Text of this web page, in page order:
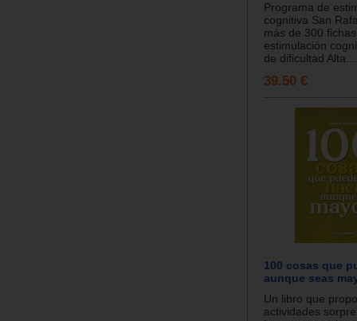
Programa de
cognitiva San
más de 300
estimulación
de dificultad
39.50 €
100 cosas que
aunque seas
Un libro que
actividades